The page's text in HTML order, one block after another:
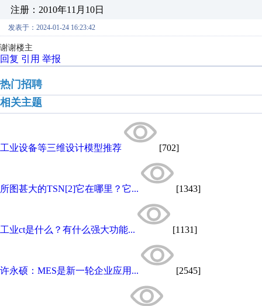
注册：2010年11月10日
发表于：2024-01-24 16:23:42
谢谢楼主
回复 引用 举报
热门招聘
相关主题
工业设备等三维设计模型推荐 [702]
所图甚大的TSN[2]它在哪里？它... [1343]
工业ct是什么？有什么强大功能... [1131]
许永硕：MES是新一轮企业应用... [2545]